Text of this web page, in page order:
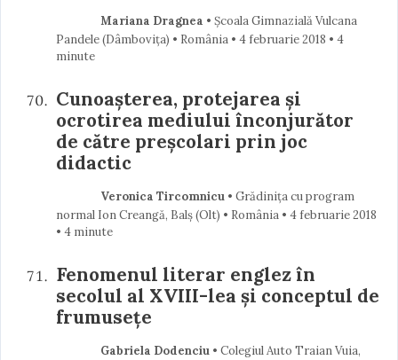
Mariana Dragnea • Școala Gimnazială Vulcana
Pandele (Dâmboviţa) • România
4 februarie 2018 • 4
minute
Cunoașterea, protejarea și
ocrotirea mediului înconjurător
de către preșcolari prin joc
didactic
Veronica Tircomnicu• Grădinița cu program
normal Ion Creangă, Balș (Olt) • România
4 februarie 2018
• 4 minute
Fenomenul literar englez în
secolul al XVIII-lea și conceptul de
frumusețe
Gabriela Dodenciu• Colegiul Auto Traian Vuia,